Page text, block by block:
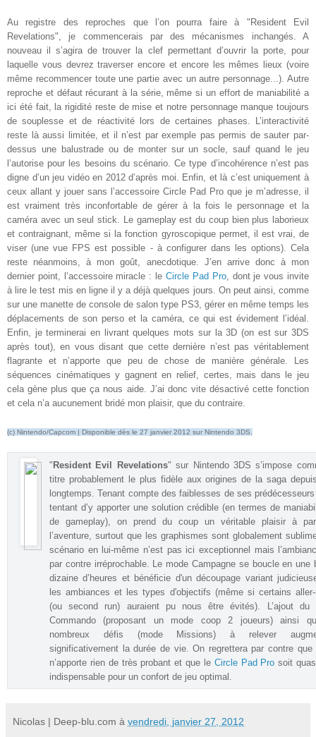
Au registre des reproches que l’on pourra faire à "Resident Evil
Revelations", je commencerais par des mécanismes inchangés. A
nouveau il s’agira de trouver la clef permettant d’ouvrir la porte, pour
laquelle vous devrez traverser encore et encore les mêmes lieux (voire
même recommencer toute une partie avec un autre personnage...). Autre
reproche et défaut récurant à la série, même si un effort de maniabilité a
ici été fait, la rigidité reste de mise et notre personnage manque toujours
de souplesse et de réactivité lors de certaines phases. L’interactivité
reste là aussi limitée, et il n’est par exemple pas permis de sauter par-
dessus une balustrade ou de monter sur un socle, sauf quand le jeu
l’autorise pour les besoins du scénario. Ce type d’incohérence n’est pas
digne d’un jeu vidéo en 2012 d’après moi. Enfin, et là c’est uniquement à
ceux allant y jouer sans l’accessoire Circle Pad Pro que je m’adresse, il
est vraiment très inconfortable de gérer à la fois le personnage et la
caméra avec un seul stick. Le gameplay est du coup bien plus laborieux
et contraignant, même si la fonction gyroscopique permet, il est vrai, de
viser (une vue FPS est possible - à configurer dans les options). Cela
reste néanmoins, à mon goût, anecdotique. J’en arrive donc à mon
dernier point, l’accessoire miracle : le Circle Pad Pro, dont je vous invite
à lire le test mis en ligne il y a déjà quelques jours. On peut ainsi, comme
sur une manette de console de salon type PS3, gérer en même temps les
déplacements de son perso et la caméra, ce qui est évidement l’idéal.
Enfin, je terminerai en livrant quelques mots sur la 3D (on est sur 3DS
après tout), en vous disant que cette dernière n’est pas véritablement
flagrante et n’apporte que peu de chose de manière générale. Les
séquences cinématiques y gagnent en relief, certes, mais dans le jeu
cela gène plus que ça nous aide. J’ai donc vite désactivé cette fonction
et cela n’a aucunement bridé mon plaisir, que du contraire.
(c) Nintendo/Capcom | Disponible dès le 27 janvier 2012 sur Nintendo 3DS.
" Resident Evil Revelations" sur Nintendo 3DS s’impose
titre probablement le plus fidèle aux origines de la saga
longtemps. Tenant compte des faiblesses de ses
tentant d’y apporter une solution crédible (en termes de
de gameplay), on prend du coup un véritable plaisir à
l’aventure, surtout que les graphismes sont globalement
scénario en lui-même n’est pas ici exceptionnel mais
par contre irréprochable. Le mode Campagne se boucle en une
dizaine d’heures et bénéficie d'un découpage variant
les ambiances et les types d'objectifs (même si certains aller-
(ou second run) auraient pu nous être évités). L’ajout du
Commando (proposant un mode coop 2 joueurs) ainsi
nombreux défis (mode Missions) à relever
significativement la durée de vie. On regrettera par contre que
n’apporte rien de très probant et que le Circle Pad Pro soit
indispensable pour un confort de jeu optimal .
Nicolas | Deep-blu.com à vendredi, janvier 27, 2012